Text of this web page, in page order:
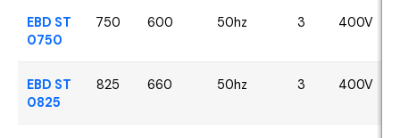
EBD ST
0750
750 600 50hz 3 400V
EBD ST
0825
825 660 50hz 3 400V